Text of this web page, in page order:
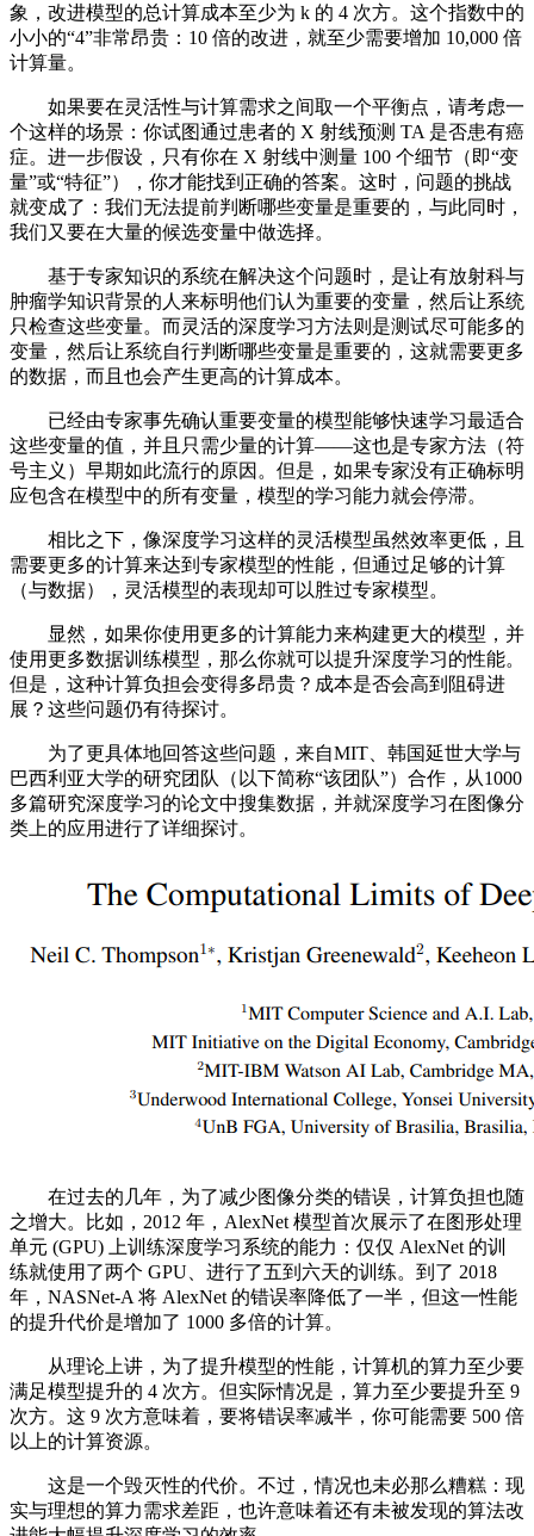
象，改进模型的总计算成本至少为 k 的 4 次方。这个指数中的
小小的“4”非常昂贵：10 倍的改进，就至少需要增加 10,000 倍
计算量。
如果要在灵活性与计算需求之间取一个平衡点，请考虑一
个这样的场景：你试图通过患者的 X 射线预测 TA 是否患有癌
症。进一步假设，只有你在 X 射线中测量 100 个细节（即“变
量”或“特征”），你才能找到正确的答案。这时，问题的挑战
就变成了：我们无法提前判断哪些变量是重要的，与此同时，
我们又要在大量的候选变量中做选择。
基于专家知识的系统在解决这个问题时，是让有放射科与
肿瘤学知识背景的人来标明他们认为重要的变量，然后让系统
只检查这些变量。而灵活的深度学习方法则是测试尽可能多的
变量，然后让系统自行判断哪些变量是重要的，这就需要更多
的数据，而且也会产生更高的计算成本。
已经由专家事先确认重要变量的模型能够快速学习最适合
这些变量的值，并且只需少量的计算——这也是专家方法（符
号主义）早期如此流行的原因。但是，如果专家没有正确标明
应包含在模型中的所有变量，模型的学习能力就会停滞。
相比之下，像深度学习这样的灵活模型虽然效率更低，且
需要更多的计算来达到专家模型的性能，但通过足够的计算
（与数据），灵活模型的表现却可以胜过专家模型。
显然，如果你使用更多的计算能力来构建更大的模型，并
使用更多数据训练模型，那么你就可以提升深度学习的性能。
但是，这种计算负担会变得多昂贵？成本是否会高到阻碍进
展？这些问题仍有待探讨。
为了更具体地回答这些问题，来自MIT、韩国延世大学与
巴西利亚大学的研究团队（以下简称“该团队”）合作，从1000
多篇研究深度学习的论文中搜集数据，并就深度学习在图像分
类上的应用进行了详细探讨。
在过去的几年，为了减少图像分类的错误，计算负担也随
之增大。比如，2012 年，AlexNet 模型首次展示了在图形处理
单元 (GPU) 上训练深度学习系统的能力：仅仅 AlexNet 的训
练就使用了两个 GPU、进行了五到六天的训练。到了 2018
年，NASNet-A 将 AlexNet 的错误率降低了一半，但这一性能
的提升代价是增加了 1000 多倍的计算。
从理论上讲，为了提升模型的性能，计算机的算力至少要
满足模型提升的 4 次方。但实际情况是，算力至少要提升至 9
次方。这 9 次方意味着，要将错误率减半，你可能需要 500 倍
以上的计算资源。
这是一个毁灭性的代价。不过，情况也未必那么糟糕：现
实与理想的算力需求差距，也许意味着还有未被发现的算法改